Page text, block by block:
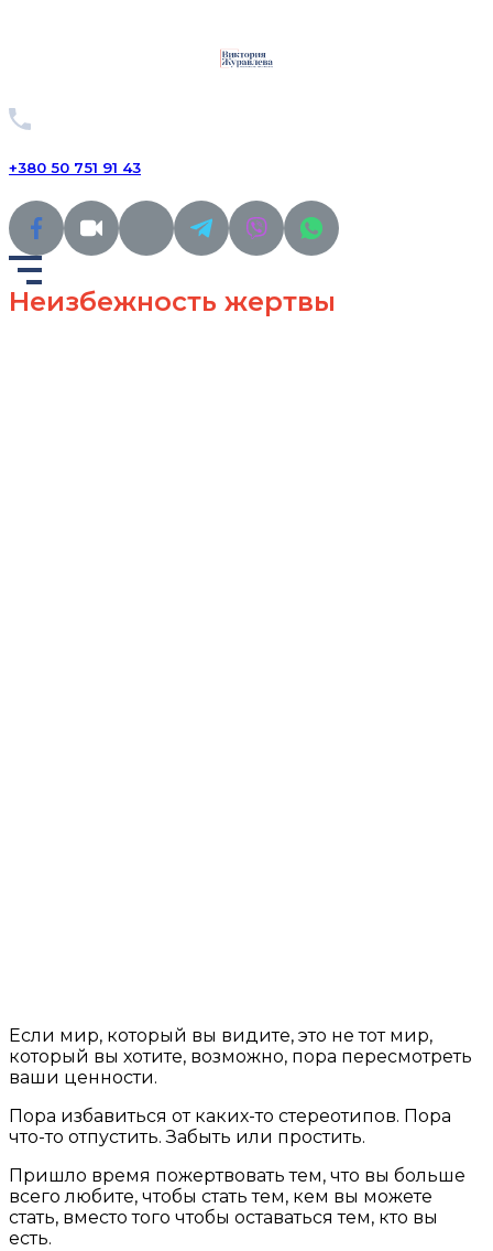
+380 50 751 91 43
Неизбежность жертвы
Если мир, который вы видите, это не тот мир,
который вы хотите, возможно, пора пересмотреть
ваши ценности.
Пора избавиться от каких-то стереотипов. Пора
что-то отпустить. Забыть или простить.
Пришло время пожертвовать тем, что вы больше
всего любите, чтобы стать тем, кем вы можете
стать, вместо того чтобы оставаться тем, кто вы
есть.